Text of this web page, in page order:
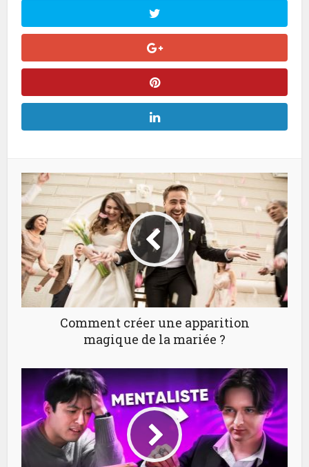
Comment créer une apparition
magique de la mariée ?